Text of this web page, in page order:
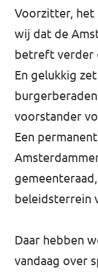
Voorzitter, het
wij dat de
betreft verder
En gelukkig
voorstander
Een
beleidsterrein
Daar hebben
vandaag over